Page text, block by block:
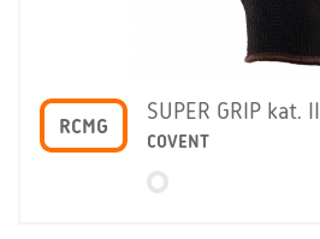
RCMG
SUPER GRIP kat. II
COVENT